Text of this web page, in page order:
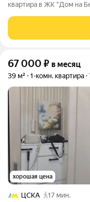
квартира в ЖК "Дом на
ОДНОГО МЕСЯЦА -
цена снижена. Это
67 000 ₽ в месяц
39 м² 1-комн. квартира
хорошая цена
ЦСКА
17 мин.